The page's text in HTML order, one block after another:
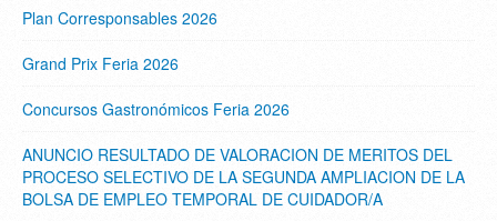
Plan Corresponsables 2026
Grand Prix Feria 2026
Concursos Gastronómicos Feria 2026
ANUNCIO RESULTADO DE VALORACION DE MERITOS DEL
PROCESO SELECTIVO DE LA SEGUNDA AMPLIACION DE LA
BOLSA DE EMPLEO TEMPORAL DE CUIDADOR/A